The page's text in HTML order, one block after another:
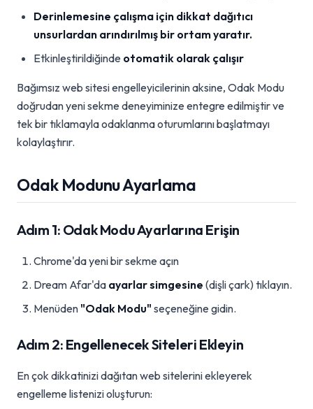
Derinlemesine çalışma için dikkat dağıtıcı
unsurlardan arındırılmış bir ortam yaratır.
Etkinleştirildiğinde otomatik olarak çalışır
Bağımsız web sitesi engelleyicilerinin aksine, Odak Modu
doğrudan yeni sekme deneyiminize entegre edilmiştir ve
tek bir tıklamayla odaklanma oturumlarını başlatmayı
kolaylaştırır.
Odak Modunu Ayarlama
Adım 1: Odak Modu Ayarlarına Erişin
Chrome'da yeni bir sekme açın
Dream Afar'da ayarlar simgesine (dişli çark) tıklayın.
Menüden "Odak Modu"seçeneğine gidin.
Adım 2: Engellenecek Siteleri Ekleyin
En çok dikkatinizi dağıtan web sitelerini ekleyerek
engelleme listenizi oluşturun: